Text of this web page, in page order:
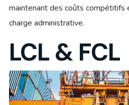
maintenant des coûts compétitifs
charge administrative.
LCL & FCL